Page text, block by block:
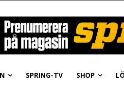
SPRING-TV SHOP